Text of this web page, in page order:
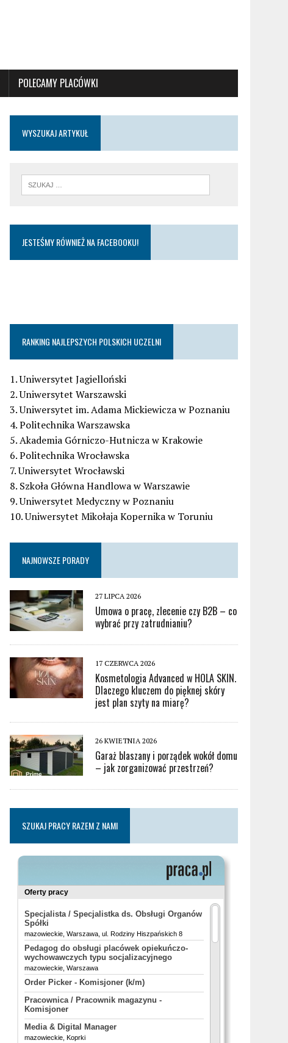
POLECAMY PLACÓWKI
WYSZUKAJ ARTYKUŁ
JESTEŚMY RÓWNIEŻ NA FACEBOOKU!
RANKING NAJLEPSZYCH POLSKICH UCZELNI
1. Uniwersytet Jagielloński
2. Uniwersytet Warszawski
3. Uniwersytet im. Adama Mickiewicza w Poznaniu
4. Politechnika Warszawska
5. Akademia Górniczo-Hutnicza w Krakowie
6. Politechnika Wrocławska
7. Uniwersytet Wrocławski
8. Szkoła Główna Handlowa w Warszawie
9. Uniwersytet Medyczny w Poznaniu
10. Uniwersytet Mikołaja Kopernika w Toruniu
NAJNOWSZE PORADY
27 LIPCA 2026
Umowa o pracę, zlecenie czy B2B – co
wybrać przy zatrudnianiu?
17 CZERWCA 2026
Kosmetologia Advanced w HOLA SKIN.
Dlaczego kluczem do pięknej skóry
jest plan szyty na miarę?
26 KWIETNIA 2026
Garaż blaszany i porządek wokół domu
– jak zorganizować przestrzeń?
SZUKAJ PRACY RAZEM Z NAMI